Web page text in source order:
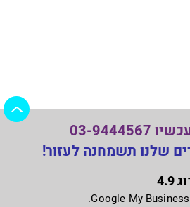
9444567
שלנו תשמחנה לעזור!
4.9